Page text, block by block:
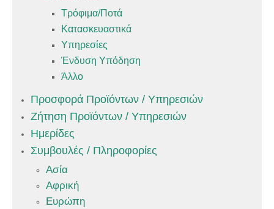
Τρόφιμα/Ποτά
Κατασκευαστικά
Υπηρεσίες
Ένδυση Υπόδηση
Άλλο
Προσφορά Προϊόντων / Υπηρεσιών
Ζήτηση Προϊόντων / Υπηρεσιών
Ημερίδες
Συμβουλές / Πληροφορίες
Ασία
Αφρική
Ευρώπη